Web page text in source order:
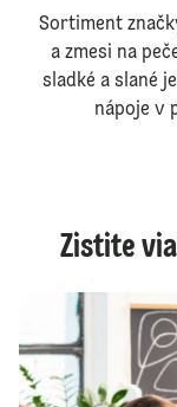
Sortiment
a zmesi na
sladké a slané
nápoje v
Zistite